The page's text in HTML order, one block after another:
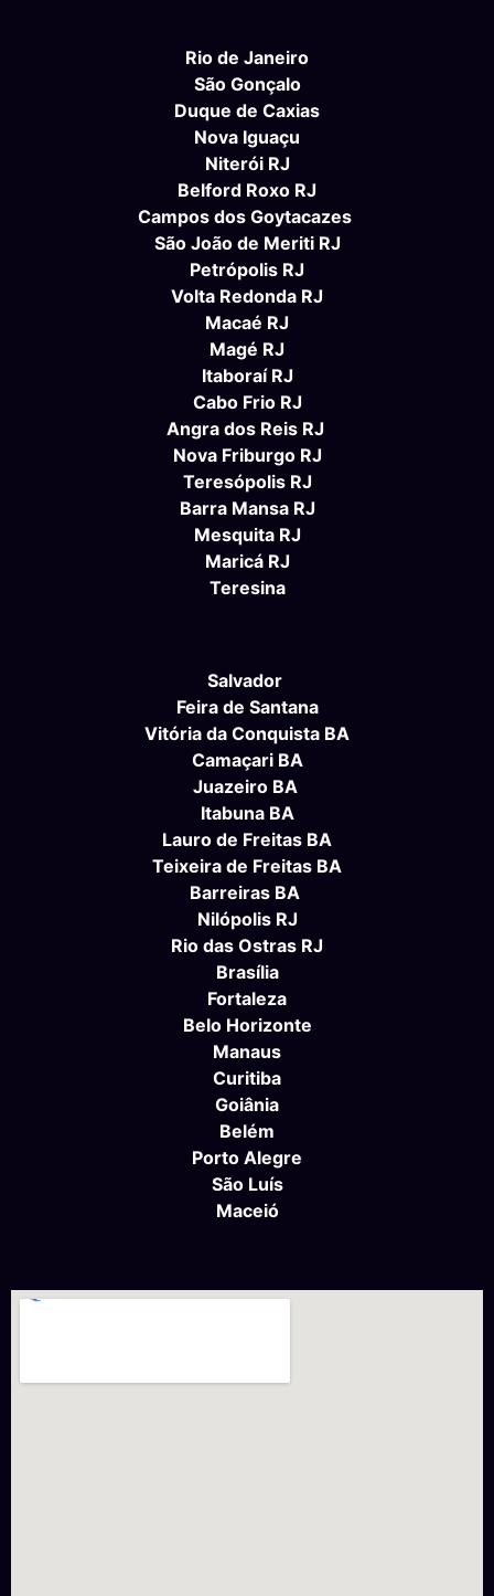
Rio de Janeiro
São Gonçalo
Duque de Caxias
Nova Iguaçu
Niterói RJ
Belford Roxo RJ
Campos dos Goytacazes
São João de Meriti RJ
Petrópolis RJ
Volta Redonda RJ
Macaé RJ
Magé RJ
Itaboraí RJ
Cabo Frio RJ
Angra dos Reis RJ
Nova Friburgo RJ
Teresópolis RJ
Barra Mansa RJ
Mesquita RJ
Maricá RJ
Teresina
Salvador
Feira de Santana
Vitória da Conquista BA
Camaçari BA
Juazeiro BA
Itabuna BA
Lauro de Freitas BA
Teixeira de Freitas BA
Barreiras BA
Nilópolis RJ
Rio das Ostras RJ
Brasília
Fortaleza
Belo Horizonte
Manaus
Curitiba
Goiânia
Belém
Porto Alegre
São Luís
Maceió